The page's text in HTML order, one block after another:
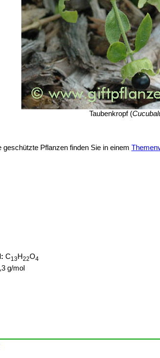
Taubenkropf (
Pflanzen finden Sie in einem
C13H22O4
g/mol